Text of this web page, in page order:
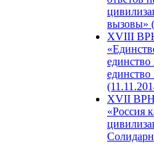
вызовы»
XVIII
единство
единство
XVII
«Россия